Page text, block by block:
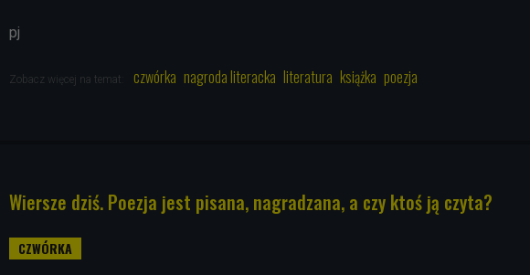
pj
Zobacz więcej na temat: czwórka nagroda literacka literatura książka poezja
Wiersze dziś. Poezja jest pisana, nagradzana, a czy ktoś ją czyta?